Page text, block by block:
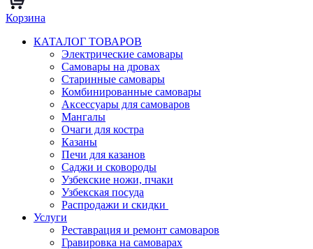
Корзина
КАТАЛОГ ТОВАРОВ
Электрические самовары
Cамовары на дровах
Старинные самовары
Комбинированные самовары
Аксессуары для самоваров
Мангалы
Очаги для костра
Казаны
Печи для казанов
Саджи и сковороды
Узбекские ножи, пчаки
Узбекская посуда
Распродажи и скидки
Услуги
Реставрация и ремонт самоваров
Гравировка на самоварах